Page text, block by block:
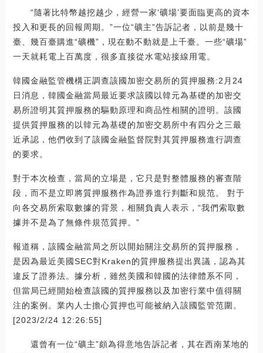
“隨著比特幣越挖越少，經營一家‘礦場’要面臨更高的資本
投入和更長的回報周期。”一位“礦主”告訴記者，以前是幾十
臺、幾百臺購進“礦機”，現在動不動就是上千臺。一些“礦場”
一天就耗電上百萬度，很多直接從水電站接線用電。
韓國金融監管機構正調查該國加密交易所的質押服務:2月24
日消息，韓國金融當局最近要求該國以韓元為基礎的加密交
易所證明其質押服務的驅動原理和商品性相關的證明。該國
提供質押服務的以韓元為基礎的加密交易所中有四分之三最
近承認，他們收到了該國金融監督院對其質押服務進行調查
的要求。
對于本次檢查，當局的立場是，它只是對整體服務的審查階
段，而不是立即將質押服務作為證券進行判斷和規范。 對于
向各交易所索取數據的背景，相關負責人表示，“我們索取數
據并不是為了無條件規范質押。”
報道稱，該國金融當局之所以開始關注交易所的質押服務，
是因為最近美國SEC對Kraken的質押服務提出異議，認為其
違反了證券法。據分析，雖然美國和韓國的法律體系不同，
但當局已經開始檢查該國的質押服務以及加密行業中值得關
注的案例。業內人士擔心質押也可能被納入該國監管范圍。
[2023/2/24 12:26:55]
還曾有一位“礦主”頗為得意地告訴記者，其在西南某地的